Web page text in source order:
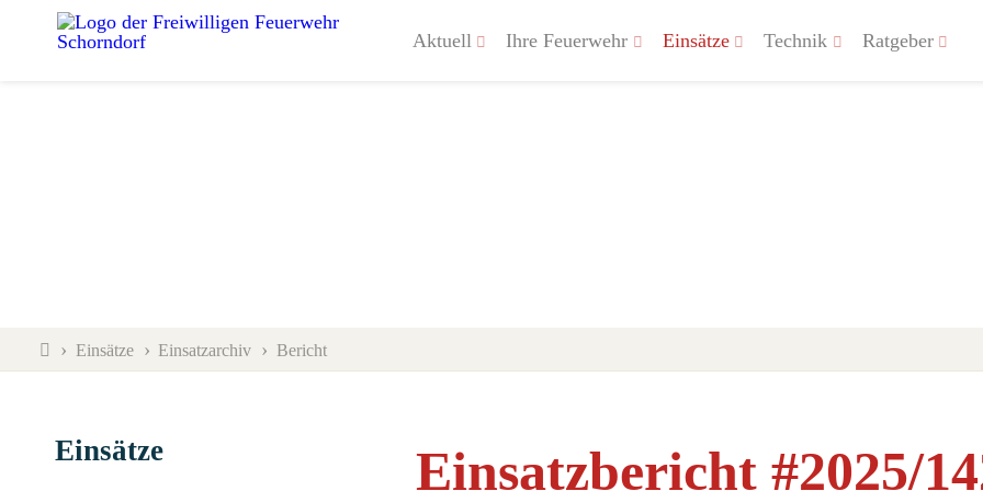
Aktuell Ihre Feuerwehr Einsätze Technik Ratgeber
Einsätze Einsatzarchiv Bericht
Einsätze Einsatzbericht #2025/